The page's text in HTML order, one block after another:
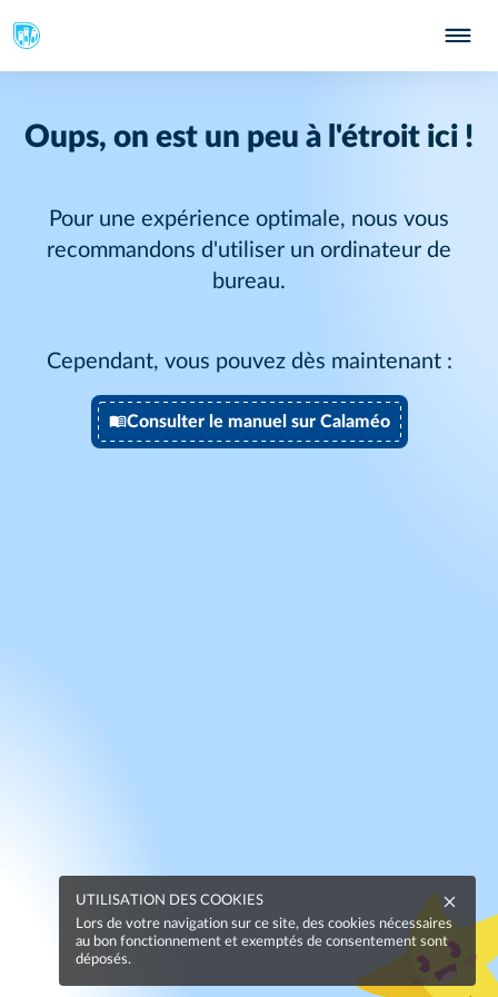
Oups, on est un peu à l'étroit ici !
Pour une expérience optimale, nous vous
recommandons d'utiliser un ordinateur de
bureau.
Cependant, vous pouvez dès maintenant :
Consulter le manuel sur Calaméo
UTILISATION DES COOKIES
Lors de votre navigation sur ce site, des cookies nécessaires
au bon fonctionnement et exemptés de consentement sont
déposés.